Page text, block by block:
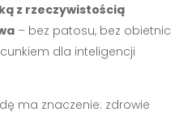
z rzeczywistością
– bez patosu, bez obietnic
dla inteligencji
ma znaczenie: zdrowie